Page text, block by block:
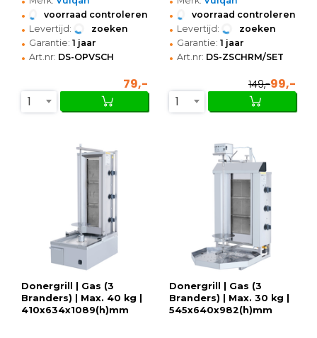
• voorraad controleren
• Levertijd: zoeken
• Garantie: 1 jaar
• Art.nr: DS-OPVSCH
79,-
1
• voorraad controleren
• Levertijd: zoeken
• Garantie: 1 jaar
• Art.nr: DS-ZSCHRM/SET
149,-99,-
1
Donergrill | Gas (3
Branders) | Max. 40 kg |
410x634x1089(h)mm
Donergrill | Gas (3
Branders) | Max. 30 kg |
545x640x982(h)mm